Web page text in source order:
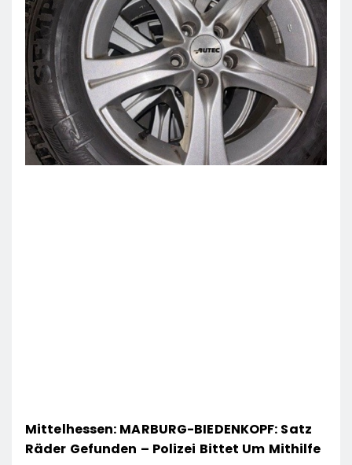
Mittelhessen: MARBURG-BIEDENKOPF: Satz
Räder Gefunden – Polizei Bittet Um Mithilfe